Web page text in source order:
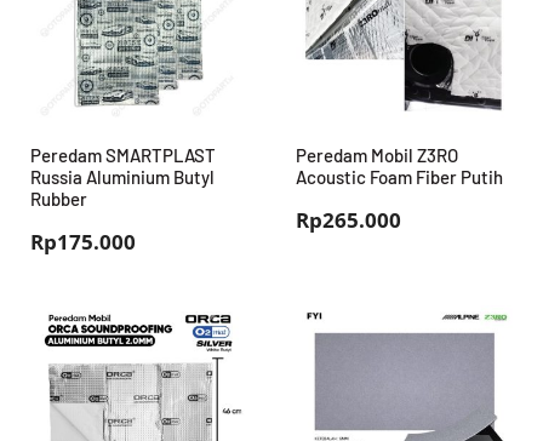
Peredam SMARTPLAST
Russia Aluminium Butyl
Rubber
Rp175.000
Peredam Mobil Z3RO
Acoustic Foam Fiber Putih
Rp265.000